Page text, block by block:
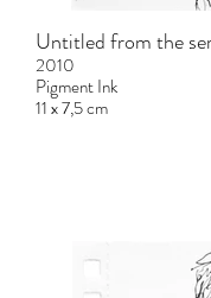
Untitled from the
2010
Pigment Ink
11 x 7,5 cm